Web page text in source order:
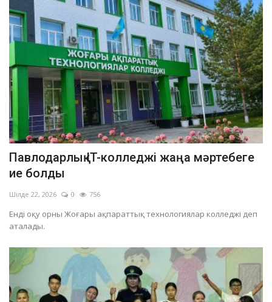
Павлодарлық IT-колледжі жаңа мәртебеге
ие болды
Шілде 22, 2026 0 756
Енді оқу орны Жоғары ақпараттық технологиялар колледжі деп
аталады.